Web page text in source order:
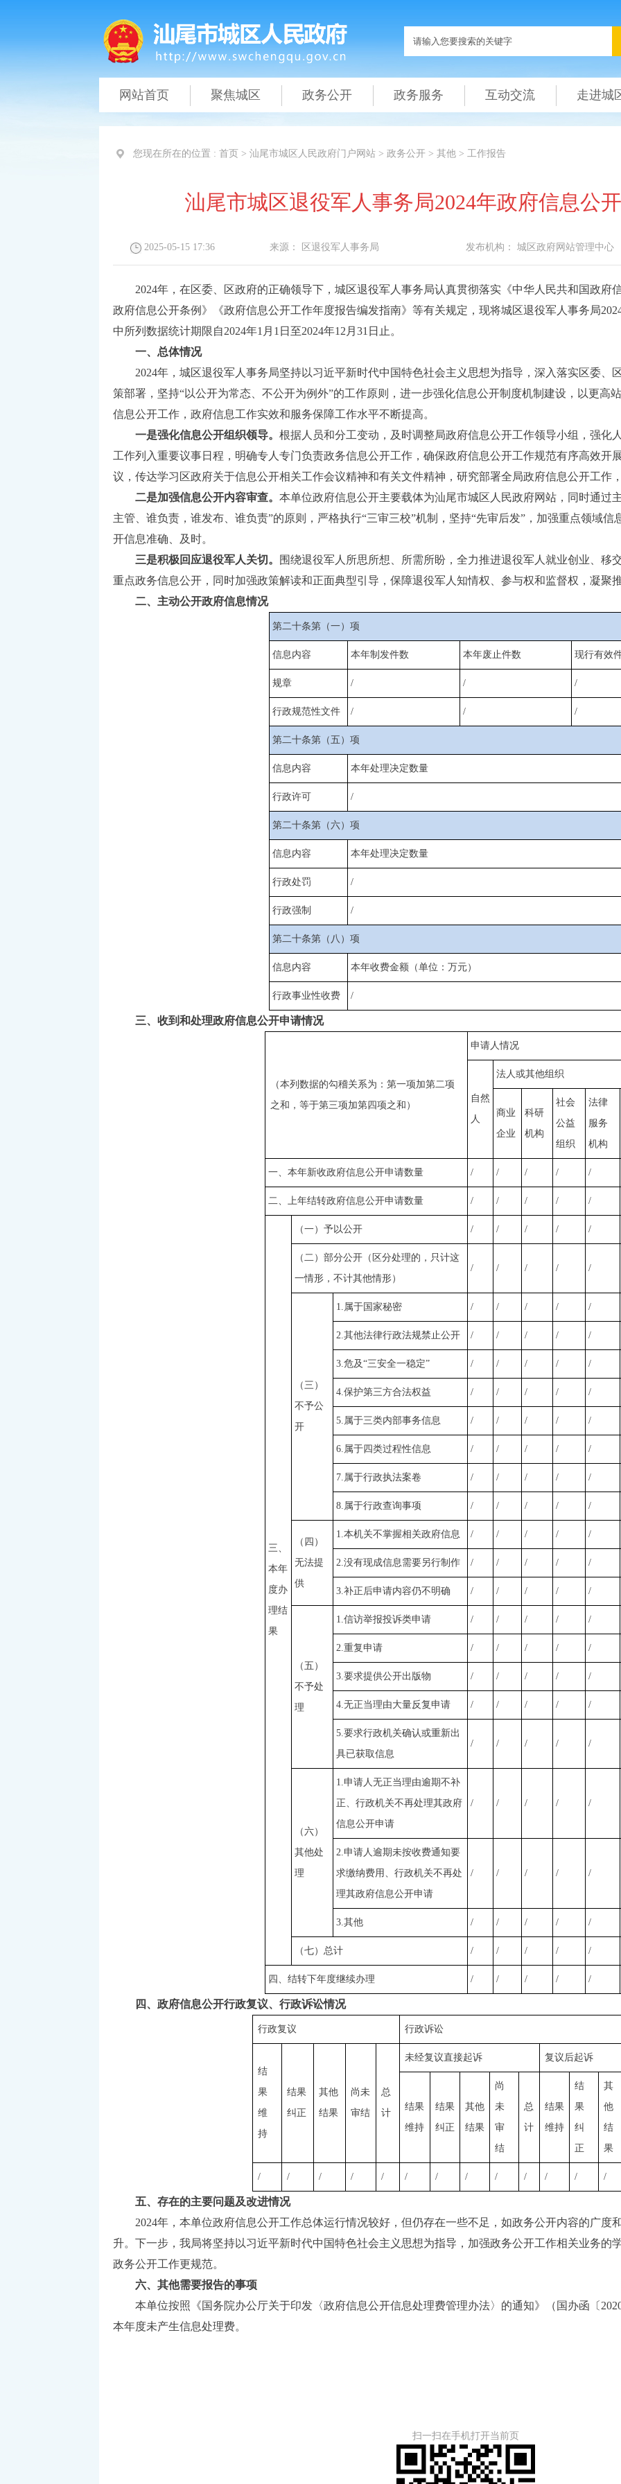
网站首页 聚焦城区 政务公开 政务服务 互动交流 走进城
您现在所在的位置 : 首页 > 汕尾市城区人民政府门户网站> 政务公开> 其他> 工作报告
汕尾市城区退役军人事务局2024年政府信息公
2025-05-15 17:36 来源： 区退役军人事务局 发布机构： 城区政府网站管理中心
2024年，在区委、区政府的正确领导下，城区退役军人事务局认真贯彻落实《中华人民共和国政府
政府信息公开条例》《政府信息公开工作年度报告编发指南》等有关规定，现将城区退役军人事务局
中所列数据统计期限自2024年1月1日至2024年12月31日止。
一、总体情况
2024年，城区退役军人事务局坚持以习近平新时代中国特色社会主义思想为指导，深入落实区委、
策部署，坚持“以公开为常态、不公开为例外”的工作原则，进一步强化信息公开制度机制建设，以更高
信息公开工作，政府信息工作实效和服务保障工作水平不断提高。
一是强化信息公开组织领导。 根据人员和分工变动，及时调整局政府信息公开工作领导小组，强化
工作列入重要议事日程，明确专人专门负责政务信息公开工作，确保政府信息公开工作规范有序高效开
议，传达学习区政府关于信息公开相关工作会议精神和有关文件精神，研究部署全局政府信息公开工作
二是加强信息公开内容审查。 本单位政府信息公开主要载体为汕尾市城区人民政府网站，同时通过
主管、谁负责，谁发布、谁负责”的原则，严格执行“三审三校”机制，坚持“先审后发”，加强重点领域
开信息准确、及时。
三是积极回应退役军人关切。
围绕退役军人所思所想、所需所盼，全力推进退役军人就业创业、移
重点政务信息公开，同时加强政策解读和正面典型引导，保障退役军人知情权、参与权和监督权，凝聚
二、主动公开政府信息情况
第二十条第（一）项
信息内容 本年制发件数 本年废止件数 现行有效
规章 / / /
行政规范性文件 / / /
第二十条第（五）项
信息内容 本年处理决定数量
行政许可 /
第二十条第（六）项
信息内容 本年处理决定数量
行政处罚 /
行政强制 /
第二十条第（八）项
信息内容 本年收费金额（单位：万元）
行政事业性收费 /
三、收到和处理政府信息公开申请情况
（本列数据的勾稽关系为：第一项加第二项
之和，等于第三项加第四项之和）
申请人情况
自然
人
法人或其他组织
商业
企业
科研
机构
社会
公益
组织
法律
服务
机构
一、本年新收政府信息公开申请数量 / / / / /
二、上年结转政府信息公开申请数量 / / / / /
三、
本年
度办
理结
果
（一）予以公开 / / / / /
（二）部分公开（区分处理的，只计这
一情形，不计其他情形）
/ / / / /
（三）
不予公
开
1.属于国家秘密 / / / / /
2.其他法律行政法规禁止公开 / / / / /
3.危及“三安全一稳定” / / / / /
4.保护第三方合法权益 / / / / /
5.属于三类内部事务信息 / / / / /
6.属于四类过程性信息 / / / / /
7.属于行政执法案卷 / / / / /
8.属于行政查询事项 / / / / /
（四）
无法提
供
1.本机关不掌握相关政府信息 / / / / /
2.没有现成信息需要另行制作 / / / / /
3.补正后申请内容仍不明确 / / / / /
（五）
不予处
理
1.信访举报投诉类申请 / / / / /
2.重复申请 / / / / /
3.要求提供公开出版物 / / / / /
4.无正当理由大量反复申请 / / / / /
5.要求行政机关确认或重新出
具已获取信息
/ / / / /
（六）
其他处
理
1.申请人无正当理由逾期不补
正、行政机关不再处理其政府
信息公开申请
/ / / / /
2.申请人逾期未按收费通知要
求缴纳费用、行政机关不再处
理其政府信息公开申请
/ / / / /
3.其他 / / / / /
（七）总计 / / / / /
四、结转下年度继续办理 / / / / /
四、政府信息公开行政复议、行政诉讼情况
行政复议 行政诉讼
结
果
维
持
结果
纠正
其他
结果
尚未
审结
总
计
未经复议直接起诉 复议后起诉
结果
维持
结果
纠正
其他
结果
尚
未
审
结
总
计
结果
维持
结
果
纠
正
其
他
结
果
/ / / / / / / / / / / / /
五、 存在的主要问题及改进情况
2024年，本单位政府信息公开工作总体运行情况较好，但仍存在一些不足，如政务公开内容的广度
升。下一步，我局将坚持以习近平新时代中国特色社会主义思想为指导，加强政务公开工作相关业务的
政务公开工作更规范。
六、其他需要报告的事项
本单位按照《国务院办公厅关于印发〈政府信息公开信息处理费管理办法〉的通知》（国办函〔
本年度未产生信息处理费。
扫一扫在手机打开当前页